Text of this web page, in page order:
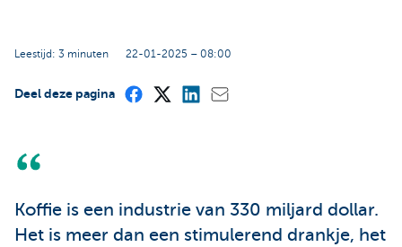
Leestijd: 3 minuten 22-01-2025 – 08:00
Deel deze pagina
Koffie is een industrie van 330 miljard dollar.
Het is meer dan een stimulerend drankje, het